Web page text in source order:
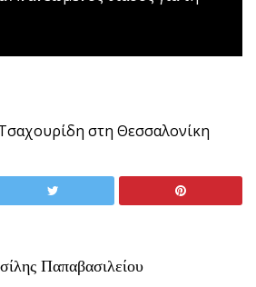
στη Θεσσαλονίκη
Παπαβασιλείου